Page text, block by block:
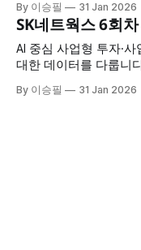
용법을 집중적으로 훈련했습니다. 교육 개
전자 마케터 * 교육 구성: 총 4회차 (콘텐츠 마케팅 2회 + 퍼포
먼스 마케팅 2회) * 교육 시간: 회차당 7시간 * 교육 특징: 마케
팅 직무
By 이승필 31 Jan 2026
SK네트웍스 6회
AI 중심 사업형 투자·
대한 데이터를 다룹니
미지 제작까지 실무 전
By 이승필 31 Jan 2026